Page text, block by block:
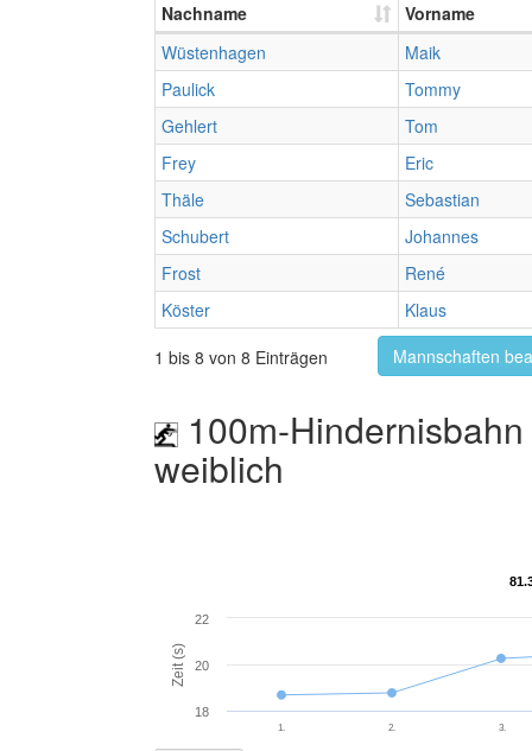
Nachname
Vorname
Wüstenhagen
Maik
Paulick
Tommy
Gehlert
Tom
Frey
Eric
Thäle
Sebastian
Schubert
Johannes
Frost
René
Köster
Klaus
1 bis 8 von 8 Einträgen
Mannschaften
100m-
weiblich
Zeit (s)
1. 2. 3.
18
20
22